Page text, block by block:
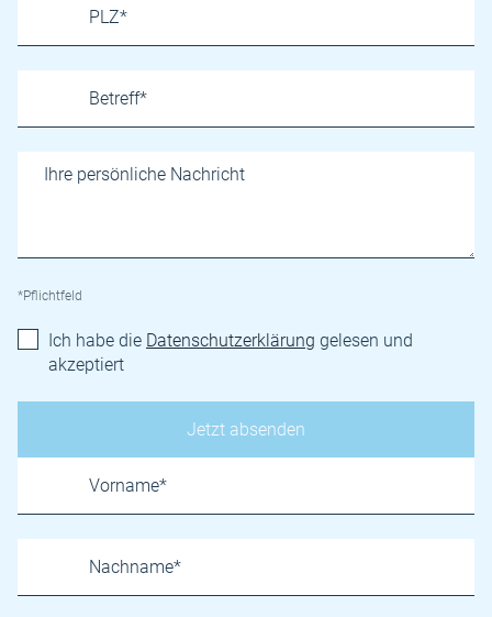
*Pflichtfeld
Ich habe die Datenschutzerklärung gelesen und
akzeptiert